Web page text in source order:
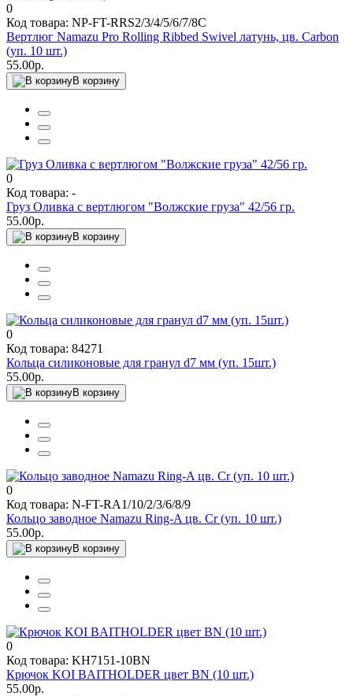
0
Код товара: NP-FT-RRS2/3/4/5/6/7/8C
Вертлюг Namazu Pro Rolling Ribbed Swivel латунь, цв. Carbon
(уп. 10 шт.)
55.00р.
В корзину
0
Код товара: -
Груз Оливка с вертлюгом "Волжские груза" 42/56 гр.
55.00р.
В корзину
0
Код товара: 84271
Кольца силиконовые для гранул d7 мм (уп. 15шт.)
55.00р.
В корзину
0
Код товара: N-FT-RA1/10/2/3/6/8/9
Кольцо заводное Namazu Ring-A цв. Cr (уп. 10 шт.)
55.00р.
В корзину
0
Код товара: KH7151-10BN
Крючок KOI BAITHOLDER цвет BN (10 шт.)
55.00р.